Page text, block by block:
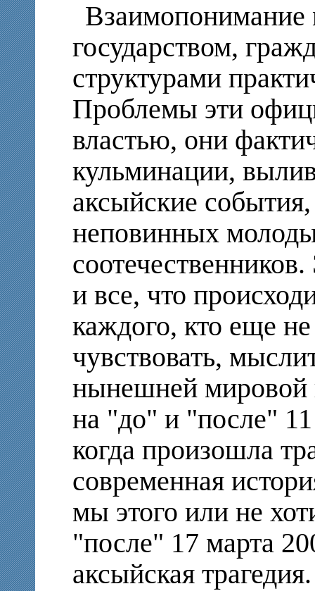
государством,
структурами
Проблемы эти
властью, они
кульминации,
аксыйские
неповинных
и все, что
каждого, кто еще
чувствовать,
нынешней мировой
на "до" и "после" 11
когда произошла
современная
мы этого или не
"после" 17 марта
аксыйская трагедия.